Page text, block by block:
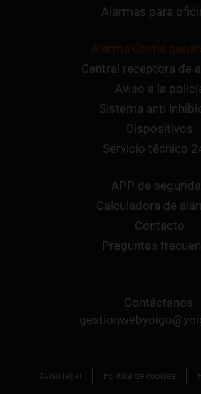
Alarmas para
Alarma última
Central receptora de
Aviso a la
Sistema anti
Dispositivos
Servicio técnico
APP de
Calculadora de
Contacto
Preguntas
Contáctanos:
Aviso legal Política de cookies